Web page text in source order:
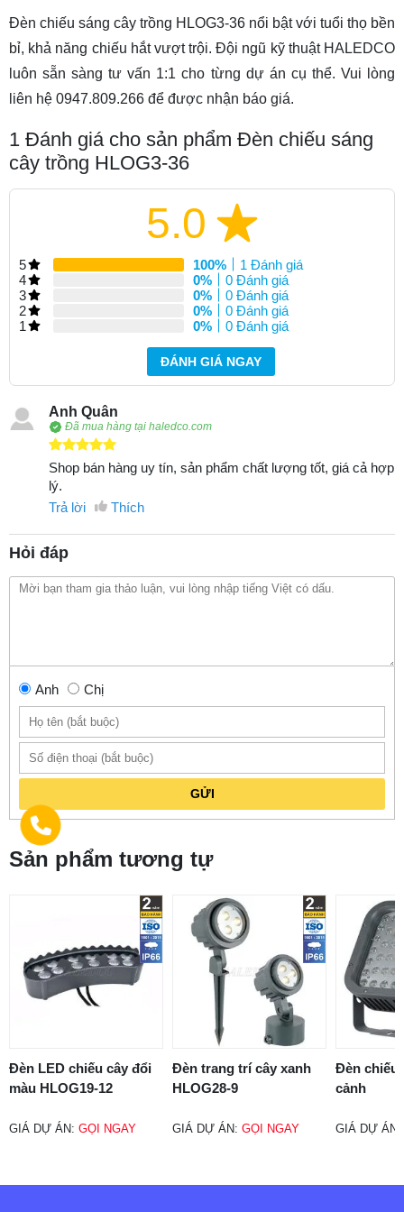
Đèn chiếu sáng cây trồng HLOG3-36 nổi bật với tuổi thọ bền
bỉ, khả năng chiếu hắt vượt trội. Đội ngũ kỹ thuật HALEDCO
luôn sẵn sàng tư vấn 1:1 cho từng dự án cụ thể. Vui lòng
liên hệ 0947.809.266 để được nhận báo giá.
1 Đánh giá cho sản phẩm Đèn chiếu sáng
cây trồng HLOG3-36
5.0
5 100%
1 Đánh giá
4
0%
0 Đánh giá
3
0%
0 Đánh giá
2
0%
0 Đánh giá
1
0% 0 Đánh giá
ĐÁNH GIÁ NGAY
Anh Quân
Đã mua hàng tại haledco.com
Shop bán hàng uy tín, sản phẩm chất lượng tốt, giá cả hợp
lý.
Trả lời
Thích
Hỏi đáp
Anh Chị
GỬI
Sản phẩm tương tự
Đèn LED chiếu cây đổi
màu HLOG19-12
GIÁ DỰ ÁN: GỌI NGAY
Đèn trang trí cây xanh
HLOG28-9
GIÁ DỰ ÁN:GỌI NGAY
Đèn chiếu
cảnh
GIÁ DỰ